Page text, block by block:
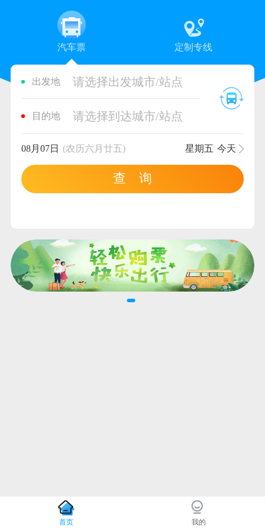
汽车票 定制专线
出发地 请选择出发城市/站点
目的地 请选择到达城市/站点
08月07日 (农历六月廿五) 星期五 今天
查 询
首页 我的